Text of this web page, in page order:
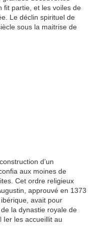
fit partie, et les voiles de
Le déclin spirituel de
sous la maitrise de
d’un
aux moines de
Cet ordre religieux
approuvé en 1373
avait pour
la dynastie royale de
Ier les accueillit au